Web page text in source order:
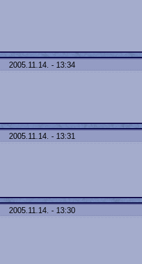
2005.11.14. - 13:34
2005.11.14. - 13:31
2005.11.14. - 13:30